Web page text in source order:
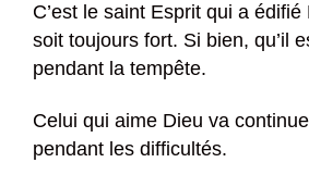
C’est le saint Esprit qui a édifié
soit toujours fort. Si bien, qu’il
pendant la tempête.
Celui qui aime Dieu va
pendant les difficultés.